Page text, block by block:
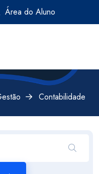
Área do Aluno
Contabilidade